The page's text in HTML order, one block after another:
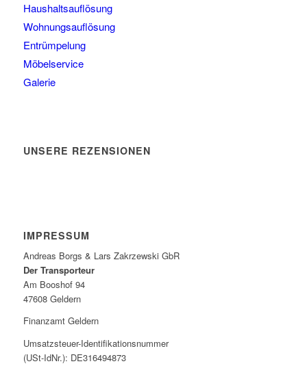
Haushaltsauflösung
Wohnungsauflösung
Entrümpelung
Möbelservice
Galerie
UNSERE REZENSIONEN
IMPRESSUM
Andreas Borgs & Lars Zakrzewski GbR
Der Transporteur
Am Booshof 94
47608 Geldern
Finanzamt Geldern
Umsatzsteuer-Identifikationsnummer
(USt-IdNr.): DE316494873